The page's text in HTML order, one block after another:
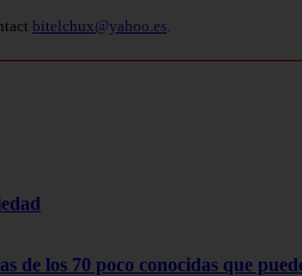
bitelchux@yahoo.es.
de los 70 poco conocidas que